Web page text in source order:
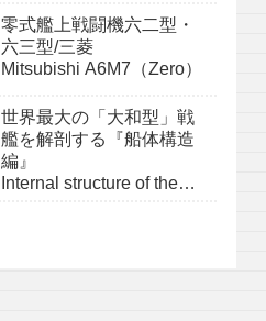
零式艦上戦闘機六二型・
六三型/三菱
Mitsubishi A6M7（Zero）
世界最大の「大和型」戦
艦を解剖する『船体構造
編』
Internal structure of the